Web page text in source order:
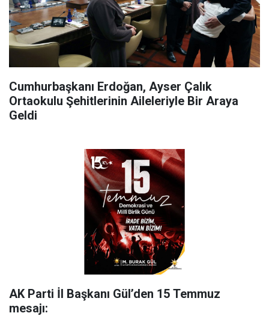
Cumhurbaşkanı Erdoğan, Ayser Çalık
Ortaokulu Şehitlerinin Aileleriyle Bir Araya
Geldi
AK Parti İl Başkanı Gül’den 15 Temmuz
mesajı: